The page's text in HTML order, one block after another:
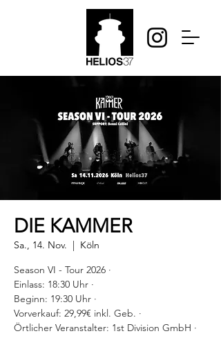
DIE KAMMER
Sa., 14. Nov.
  |
Köln
Season VI - Tour 2026 ·
Einlass: 18:30 Uhr ·
Beginn: 19:30 Uhr ·
Vorverkauf: 29,99€ inkl. Geb. ·
Örtlicher Veranstalter: 1st Division GmbH ·